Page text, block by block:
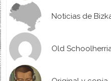
Noticias de
Old